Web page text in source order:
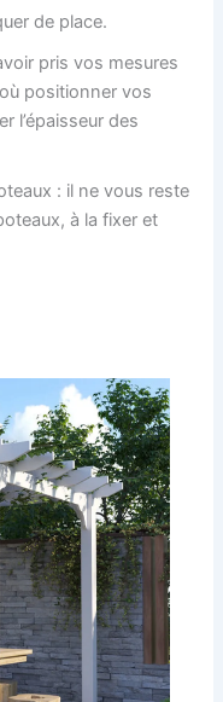
de place.
pris vos mesures
positionner vos
l’épaisseur des
: il ne vous reste
à la fixer et